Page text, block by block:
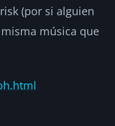
(por si alguien
música que